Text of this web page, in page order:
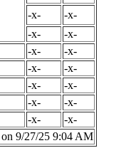
-x-
-x-
-x-
-x-
-x-
-x-
-x-
-x-
-x-
-x-
-x-
-x-
-x-
-x-
9/27/25 9:04 AM